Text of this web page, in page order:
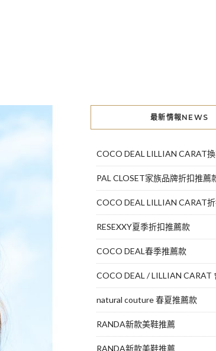
最新情報NEWS
COCO DEAL LILLIAN CARAT
PAL CLOSET家族品牌折扣推薦
COCO DEAL LILLIAN CARAT
RESEXXY夏季折扣推薦款
COCO DEAL春季推薦款
COCO DEAL / LILLIAN CARAT
natural couture 春夏推薦款
RANDA新款美鞋推薦
RANDA新款美鞋推薦